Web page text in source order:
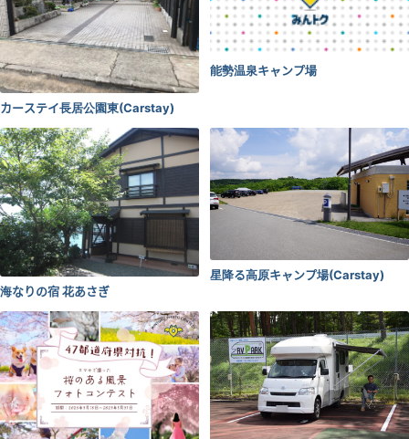
カーステイ長居公園東(Carstay)
能勢温泉キャンプ場
海なりの宿 花あさぎ
星降る高原キャンプ場(Carstay)